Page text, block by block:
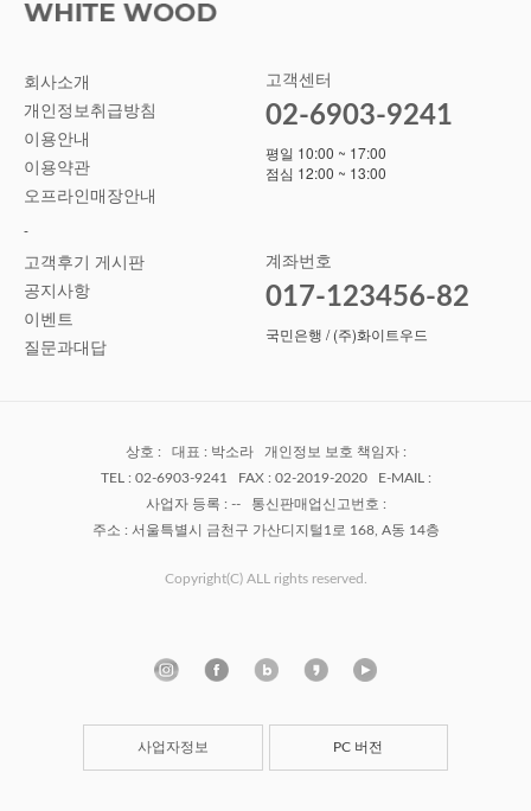
회사소개
개인정보취급방침
이용안내
이용약관
오프라인매장안내
-
고객후기 게시판
공지사항
이벤트
질문과대답
고객센터
02-6903-9241
평일 10:00 ~ 17:00
점심 12:00 ~ 13:00
계좌번호
017-123456-82
국민은행 / (주)화이트우드
상호 : 대표 : 박소라 개인정보 보호 책임자 :
TEL : 02-6903-9241 FAX : 02-2019-2020 E-MAIL :
사업자 등록 : -- 통신판매업신고번호 :
주소 : 서울특별시 금천구 가산디지털1로 168, A동 14층
Copyright(C) ALL rights reserved.
사업자정보 PC 버전